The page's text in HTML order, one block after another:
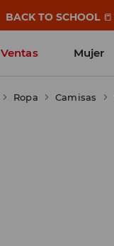
BACK TO SCHOOL 📒
Ventas Mujer
Ropa Camisas